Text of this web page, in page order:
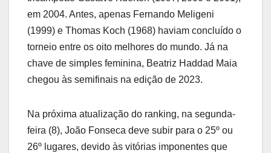
em 2004. Antes, apenas Fernando Meligeni
(1999) e Thomas Koch (1968) haviam concluído o
torneio entre os oito melhores do mundo. Já na
chave de simples feminina, Beatriz Haddad Maia
chegou às semifinais na edição de 2023.
Na próxima atualização do ranking, na segunda-
feira (8), João Fonseca deve subir para o 25º ou
26º lugares, devido às vitórias imponentes que